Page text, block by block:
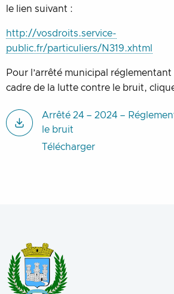
le lien suivant :
http://vosdroits.service-
public.fr/particuliers/N319.xhtml
Pour l’arrêté municipal
cadre de la lutte contre le bruit,
Arrêté 24 – 2024 –
le bruit
Télécharger